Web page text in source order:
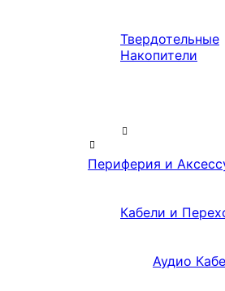
Твердотельные
Накопители
Периферия и
Кабели и
Аудио